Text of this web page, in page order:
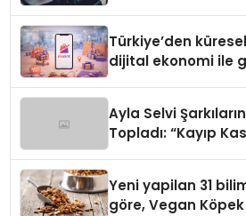
Türkiye’den
dijital ekonomi ile
Ayla Selvi
Topladı: “Kayıp
Yeni yapilan 31
göre, Vegan